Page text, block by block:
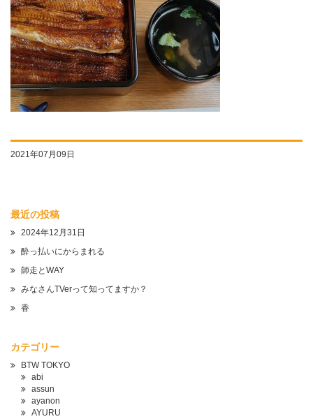
2021年07月09日
最近の投稿
2024年12月31日
酔っ払いにからまれる
師走とWAY
みなさんTVerって知ってますか？
香
カテゴリー
BTW TOKYO
abi
assun
ayanon
AYURU